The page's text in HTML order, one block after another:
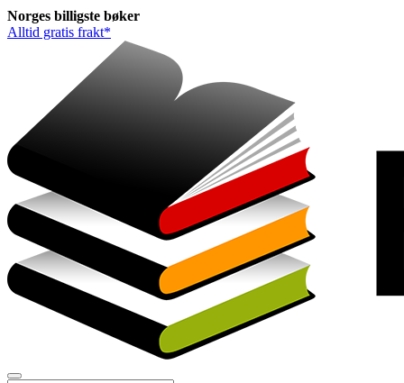
Norges billigste bøker
Alltid gratis frakt*